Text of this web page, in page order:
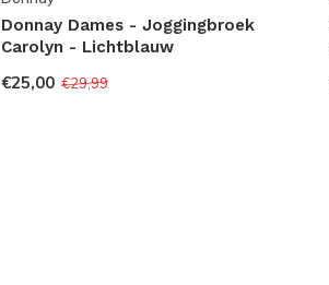
Donnay Dames - Joggingbroek
Carolyn - Lichtblauw
€25,00 €29,99